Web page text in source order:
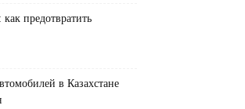
предотвратить
в Казахстане